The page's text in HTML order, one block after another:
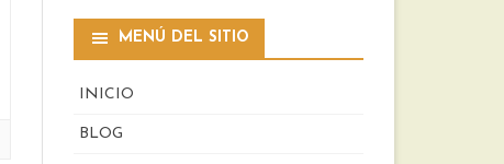
MENÚ DEL SITIO
INICIO
BLOG